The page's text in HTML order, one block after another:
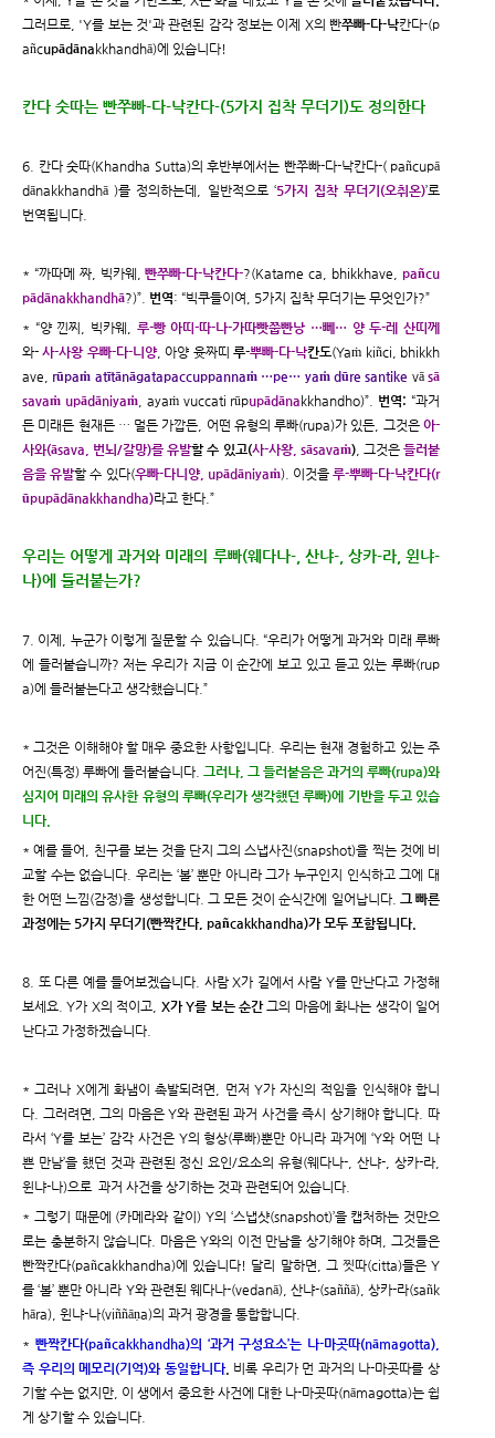
그러므로, 'Y를 보는 것'과 관련된 감각 정보는 이제 X의 빤쭈빠-다-낙칸다-(p
añcupādāna kkhandhā)에 있습니다!
칸다 숫따는 빤쭈빠-다-낙칸다-(5가지 집착 무더기)도 정의한다
6. 칸다 숫따(Khandha Sutta)의 후반부에서는 빤쭈빠-다-낙칸다-( pañcupā
dānakkhandhā )를 정의하는데, 일반적으로 ‘5가지 집착 무더기(오취온)’로
번역됩니다.
* “까따메 짜, 빅카웨,빤쭈빠-다-낙칸다-?(Katame ca, bhikkhave, pañcu
pādānakkhandhā?)”. 번역: “빅쿠들이여, 5가지 집착 무더기는 무엇인가?”
* “양 낀찌, 빅카웨, 루-빵 아띠-따-나-가따빳쭙빤낭 …뻬… 양 두-레 산띠께
와-사-사왕 우빠-다-니양, 아양 윳짜띠루-뿌빠-다-낙칸도(Yaṁ kiñci, bhikkh
ave, rūpaṁ atītānāgatapaccuppannaṁ …pe… yaṁ dūre santike vā sā
savaṁ upādāniyaṁ, ayaṁ vuccati rūpupādāna kkhandho)”. 번역: “과거
든 미래든 현재든 … 멀든 가깝든, 어떤 유형의 루빠(rupa)가 있든, 그것은 아-
사와(āsava, 번뇌/갈망)를 유발할 수 있고(사-사왕, sāsavaṁ), 그것은들러붙
음을 유발할 수 있다(우빠-다니양, upādāniyaṁ). 이것을루-뿌빠-다-낙칸다(r
ūpupādānakkhandha)라고 한다.”
우리는 어떻게 과거와 미래의 루빠(웨다나-, 산냐-, 상카-라, 윈냐-
나)에 들러붙는가?
7. 이제, 누군가 이렇게 질문할 수 있습니다. “우리가 어떻게 과거와 미래 루빠
에 들러붙습니까? 저는 우리가 지금 이 순간에 보고 있고 듣고 있는 루빠(rup
a)에 들러붙는다고 생각했습니다.”
* 그것은 이해해야 할 매우 중요한 사항입니다. 우리는 현재 경험하고 있는 주
어진(특정) 루빠에 들러붙습니다. 그러나, 그 들러붙음은 과거의 루빠(rupa)와
심지어 미래의 유사한 유형의 루빠(우리가 생각했던 루빠)에 기반을 두고 있습
니다.
* 예를 들어, 친구를 보는 것을 단지 그의 스냅사진(snapshot)을 찍는 것에 비
교할 수는 없습니다. 우리는 ‘볼’ 뿐만 아니라 그가 누구인지 인식하고 그에 대
한 어떤 느낌(감정)을 생성합니다. 그 모든 것이 순식간에 일어납니다. 그 빠른
과정에는 5가지 무더기(빤짝칸다, pañcakkhandha)가 모두 포함됩니다.
8. 또 다른 예를 들어보겠습니다. 사람 X가 길에서 사람 Y를 만난다고 가정해
보세요. Y가 X의 적이고, X가 Y를 보는 순간그의 마음에 화나는 생각이 일어
난다고 가정하겠습니다.
* 그러나 X에게 화냄이 촉발되려면, 먼저 Y가 자신의 적임을 인식해야 합니
다. 그러려면, 그의 마음은 Y와 관련된 과거 사건을 즉시 상기해야 합니다. 따
라서 ‘Y를 보는’ 감각 사건은 Y의 형상(루빠)뿐만 아니라 과거에 ‘Y와 어떤 나
쁜 만남’을 했던 것과 관련된 정신 요인/요소의 유형(웨다나-, 산냐-, 상카-라,
윈냐-나)으로 과거 사건을 상기하는 것과 관련되어 있습니다.
* 그렇기 때문에 (카메라와 같이) Y의 ‘스냅샷(snapshot)’을 캡처하는 것만으
로는 충분하지 않습니다. 마음은 Y와의 이전 만남을 상기해야 하며, 그것들은
빤짝칸다(pañcakkhandha)에 있습니다! 달리 말하면, 그 찟따(citta)들은 Y
를 ‘볼’ 뿐만 아니라 Y와 관련된 웨다나-(vedanā), 산냐-(saññā), 상카-라(sañk
hāra), 윈냐-나(viññāṇa)의 과거 광경을 통합합니다.
* 빤짝칸다(pañcakkhandha)의 ‘과거 구성요소’는 나-마곳따(nāmagotta),
즉 우리의 메모리(기억)와 동일합니다. 비록 우리가 먼 과거의 나-마곳따를 상
기할 수는 없지만, 이 생에서 중요한 사건에 대한 나-마곳따(nāmagotta)는 쉽
게 상기할 수 있습니다.